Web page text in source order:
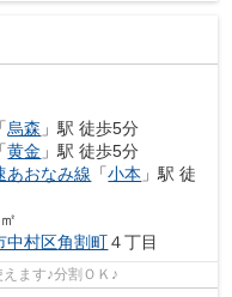
「烏森 」駅 徒歩5分
「黄金 」駅 徒歩5分
あおなみ線 「小本 」駅 徒
中村区角割町４丁目
ます♪分割ＯＫ♪